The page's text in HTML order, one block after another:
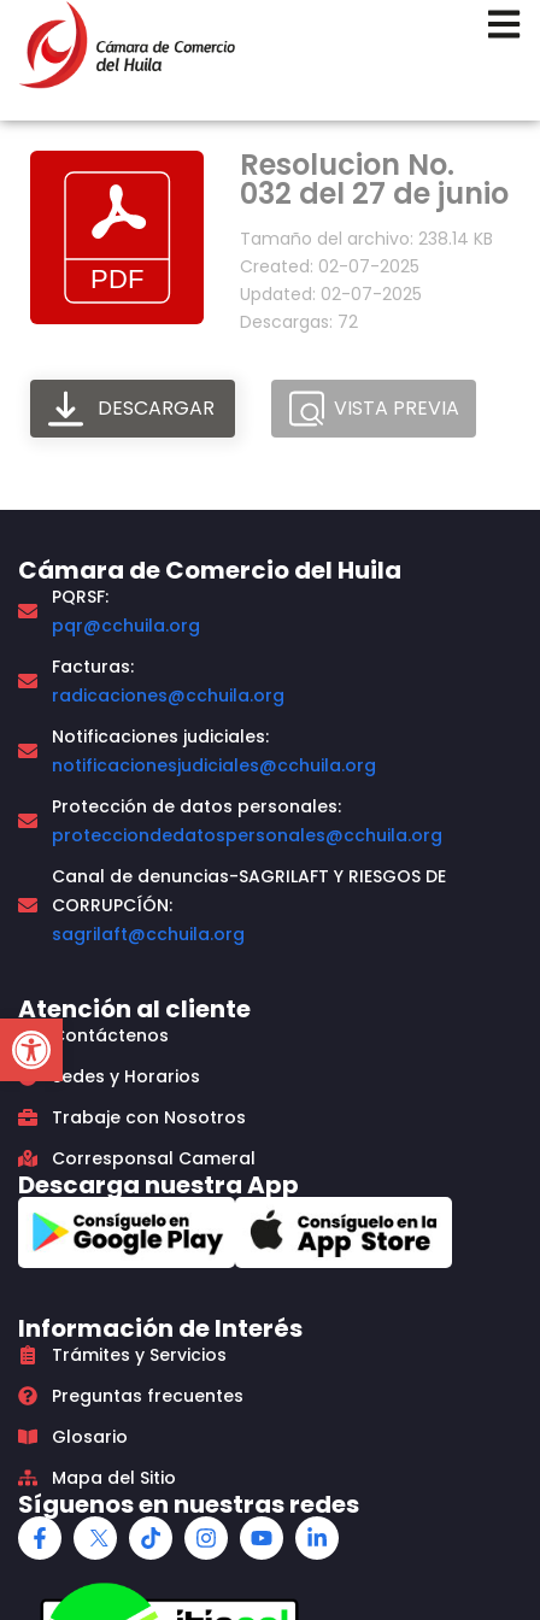
Open toolbar
Resolucion No.
032 del 27 de junio
Tamaño del archivo: 238.14 KB
Created: 02-07-2025
Updated: 02-07-2025
Descargas: 72
DESCARGAR VISTA PREVIA
Cámara de Comercio del Huila
PQRSF:
pqr@cchuila.org
Facturas:
radicaciones@cchuila.org
Notificaciones judiciales:
notificacionesjudiciales@cchuila.org
Protección de datos personales:
protecciondedatospersonales@cchuila.org
Canal de denuncias-SAGRILAFT Y RIESGOS DE
CORRUPCÍÓN:
sagrilaft@cchuila.org
Atención al cliente
Contáctenos
Sedes y Horarios
Trabaje con Nosotros
Corresponsal Cameral
Descarga nuestra App
Información de Interés
Trámites y Servicios
Preguntas frecuentes
Glosario
Mapa del Sitio
Síguenos en nuestras redes